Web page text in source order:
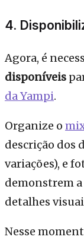
4.
Agora, é
disponíveis
da Yampi.
Organize o
descrição dos
variações), e
demonstrem
detalhes
Nesse